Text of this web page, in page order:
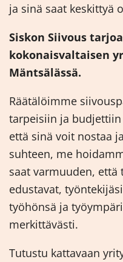
ja sinä saat keskittyä
Siskon Siivous
kokonaisvaltaisen
Mäntsälässä.
Räätälöimme
tarpeisiin ja
että sinä voit nostaa
suhteen, me
saat varmuuden,
edustavat,
työhönsä ja
merkittävästi.
Tutustu kattavaan